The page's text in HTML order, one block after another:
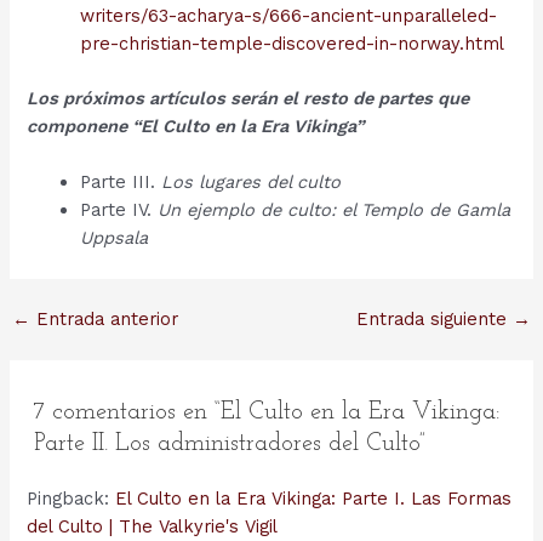
writers/63-acharya-s/666-ancient-unparalleled-
pre-christian-temple-discovered-in-norway.html
Los próximos artículos serán el resto de partes que
componene “El Culto en la Era Vikinga”
Parte III. Los lugares del culto
Parte IV. Un ejemplo de culto: el Templo de Gamla
Uppsala
Navegación
← Entrada anterior Entrada siguiente →
7 comentarios en “El Culto en la Era Vikinga:
Parte II. Los administradores del Culto”
Pingback: El Culto en la Era Vikinga: Parte I. Las Formas
del Culto | The Valkyrie's Vigil